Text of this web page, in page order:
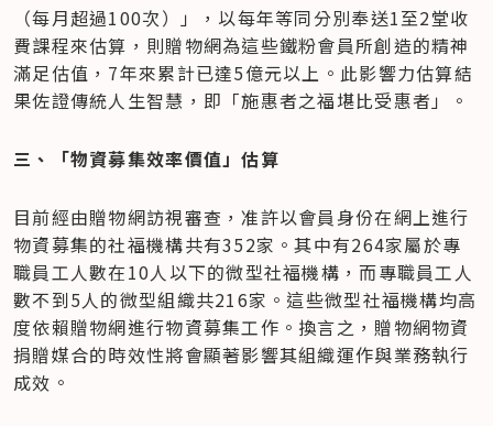
（每月超過100次）」，以每年等同分別奉送1至2堂收
費課程來估算，則贈物網為這些鐵粉會員所創造的精神
滿足估值，7年來累計已達5億元以上。此影響力估算結
果佐證傳統人生智慧，即「施惠者之福堪比受惠者」。
三、「物資募集效率價值」估算
目前經由贈物網訪視審查，准許以會員身份在網上進行
物資募集的社福機構共有352家。其中有264家屬於專
職員工人數在10人以下的微型社福機構，而專職員工人
數不到5人的微型組織共216家。這些微型社福機構均高
度依賴贈物網進行物資募集工作。換言之，贈物網物資
捐贈媒合的時效性將會顯著影響其組織運作與業務執行
成效。